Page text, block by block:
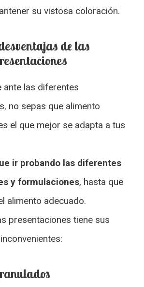
su vistosa coloración.
de las
ante las diferentes
no sepas que alimento
el que mejor se adapta a tus
ir probando las diferentes
y formulaciones, hasta que
alimento adecuado.
presentaciones tiene sus